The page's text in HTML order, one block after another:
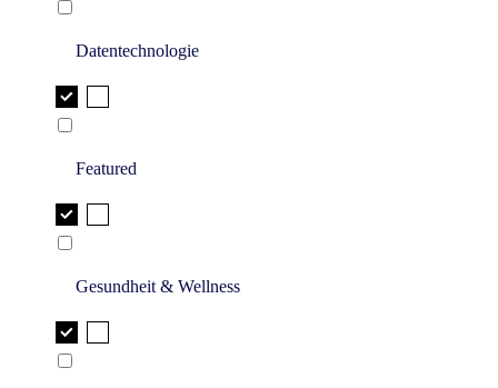
Datentechnologie
Featured
Gesundheit & Wellness